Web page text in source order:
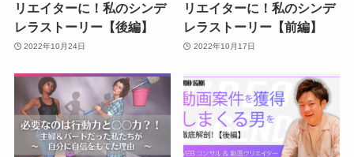
リエイターに！私のシンデ
レラストーリー【後編】
2022年10月24日
リエイターに！私のシンデ
レラストーリー【前編】
2022年10月17日